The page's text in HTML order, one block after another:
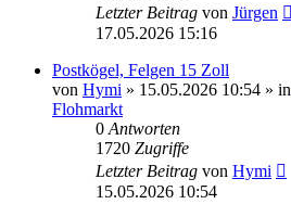
Letzter Beitrag von Jürgen
17.05.2026 15:16
Postkögel, Felgen 15 Zoll
von Hymi » 15.05.2026 10:54 » in
Flohmarkt
0 Antworten
1720 Zugriffe
Letzter Beitrag von Hymi
15.05.2026 10:54